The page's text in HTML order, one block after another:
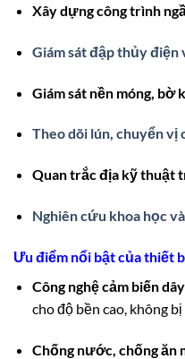
Xây dựng công trình
Giám sát đập thủy điện
Giám sát nền móng, bờ
Theo dõi lún, chuyển vị
Quan trắc địa kỹ thuật
Nghiên cứu khoa học
Ưu điểm nổi bật của thiết
Công nghệ cảm biến
cho độ bền cao, không
Chống nước, chống ăn